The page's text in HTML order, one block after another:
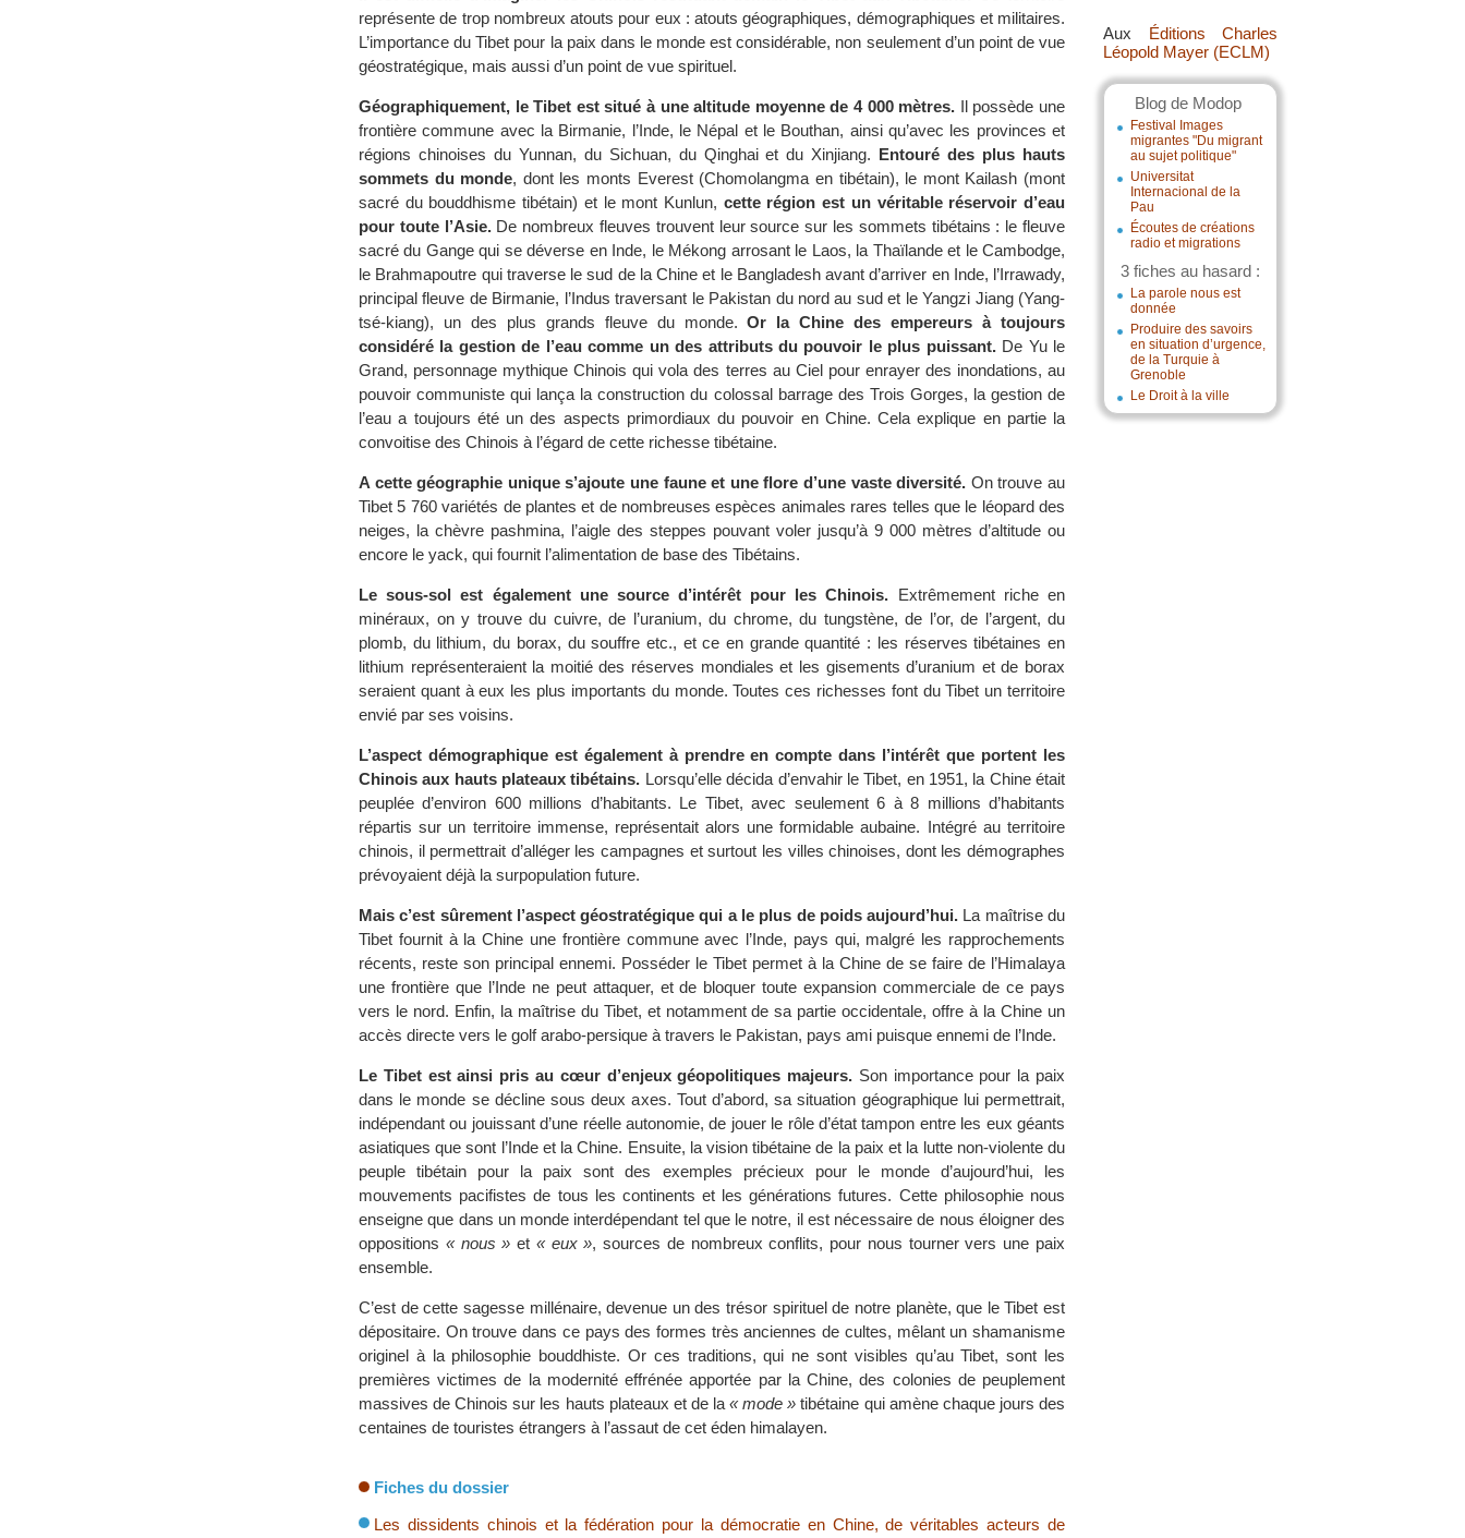
Aux Éditions Charles
Léopold Mayer (ECLM)
Blog de Modop
Festival Images
migrantes "Du migrant
au sujet politique"
Universitat
Internacional de la
Pau
Écoutes de créations
radio et migrations
3 fiches au hasard :
La parole nous est
donnée
Produire des savoirs
en situation d’urgence,
de la Turquie à
Grenoble
Le Droit à la ville
représente de trop nombreux atouts pour eux : atouts géographiques, démographiques et militaires.
L’importance du Tibet pour la paix dans le monde est considérable, non seulement d’un point de vue
géostratégique, mais aussi d’un point de vue spirituel.
Géographiquement, le Tibet est situé à une altitude moyenne de 4 000 mètres. Il possède une
frontière commune avec la Birmanie, l’Inde, le Népal et le Bouthan, ainsi qu’avec les provinces et
régions chinoises du Yunnan, du Sichuan, du Qinghai et du Xinjiang. Entouré des plus hauts
sommets du monde, dont les monts Everest (Chomolangma en tibétain), le mont Kailash (mont
sacré du bouddhisme tibétain) et le mont Kunlun, cette région est un véritable réservoir d’eau
pour toute l’Asie.De nombreux fleuves trouvent leur source sur les sommets tibétains : le fleuve
sacré du Gange qui se déverse en Inde, le Mékong arrosant le Laos, la Thaïlande et le Cambodge,
le Brahmapoutre qui traverse le sud de la Chine et le Bangladesh avant d’arriver en Inde, l’Irrawady,
principal fleuve de Birmanie, l’Indus traversant le Pakistan du nord au sud et le Yangzi Jiang (Yang-
tsé-kiang), un des plus grands fleuve du monde.Or la Chine des empereurs à toujours
considéré la gestion de l’eau comme un des attributs du pouvoir le plus puissant.De Yu le
Grand, personnage mythique Chinois qui vola des terres au Ciel pour enrayer des inondations, au
pouvoir communiste qui lança la construction du colossal barrage des Trois Gorges, la gestion de
l’eau a toujours été un des aspects primordiaux du pouvoir en Chine. Cela explique en partie la
convoitise des Chinois à l’égard de cette richesse tibétaine.
A cette géographie unique s’ajoute une faune et une flore d’une vaste diversité. On trouve au
Tibet 5 760 variétés de plantes et de nombreuses espèces animales rares telles que le léopard des
neiges, la chèvre pashmina, l’aigle des steppes pouvant voler jusqu’à 9 000 mètres d’altitude ou
encore le yack, qui fournit l’alimentation de base des Tibétains.
Le sous-sol est également une source d’intérêt pour les Chinois. Extrêmement riche en
minéraux, on y trouve du cuivre, de l’uranium, du chrome, du tungstène, de l’or, de l’argent, du
plomb, du lithium, du borax, du souffre etc., et ce en grande quantité : les réserves tibétaines en
lithium représenteraient la moitié des réserves mondiales et les gisements d’uranium et de borax
seraient quant à eux les plus importants du monde. Toutes ces richesses font du Tibet un territoire
envié par ses voisins.
L’aspect démographique est également à prendre en compte dans l’intérêt que portent les
Chinois aux hauts plateaux tibétains. Lorsqu’elle décida d’envahir le Tibet, en 1951, la Chine était
peuplée d’environ 600 millions d’habitants. Le Tibet, avec seulement 6 à 8 millions d’habitants
répartis sur un territoire immense, représentait alors une formidable aubaine. Intégré au territoire
chinois, il permettrait d’alléger les campagnes et surtout les villes chinoises, dont les démographes
prévoyaient déjà la surpopulation future.
Mais c’est sûrement l’aspect géostratégique qui a le plus de poids aujourd’hui. La maîtrise du
Tibet fournit à la Chine une frontière commune avec l’Inde, pays qui, malgré les rapprochements
récents, reste son principal ennemi. Posséder le Tibet permet à la Chine de se faire de l’Himalaya
une frontière que l’Inde ne peut attaquer, et de bloquer toute expansion commerciale de ce pays
vers le nord. Enfin, la maîtrise du Tibet, et notamment de sa partie occidentale, offre à la Chine un
accès directe vers le golf arabo-persique à travers le Pakistan, pays ami puisque ennemi de l’Inde.
Le Tibet est ainsi pris au cœur d’enjeux géopolitiques majeurs. Son importance pour la paix
dans le monde se décline sous deux axes. Tout d’abord, sa situation géographique lui permettrait,
indépendant ou jouissant d’une réelle autonomie, de jouer le rôle d’état tampon entre les eux géants
asiatiques que sont l’Inde et la Chine. Ensuite, la vision tibétaine de la paix et la lutte non-violente du
peuple tibétain pour la paix sont des exemples précieux pour le monde d’aujourd’hui, les
mouvements pacifistes de tous les continents et les générations futures. Cette philosophie nous
enseigne que dans un monde interdépendant tel que le notre, il est nécessaire de nous éloigner des
oppositions « nous » et « eux », sources de nombreux conflits, pour nous tourner vers une paix
ensemble.
C’est de cette sagesse millénaire, devenue un des trésor spirituel de notre planète, que le Tibet est
dépositaire. On trouve dans ce pays des formes très anciennes de cultes, mêlant un shamanisme
originel à la philosophie bouddhiste. Or ces traditions, qui ne sont visibles qu’au Tibet, sont les
premières victimes de la modernité effrénée apportée par la Chine, des colonies de peuplement
massives de Chinois sur les hauts plateaux et de la« mode » tibétaine qui amène chaque jours des
centaines de touristes étrangers à l’assaut de cet éden himalayen.
Fiches du dossier
Les dissidents chinois et la fédération pour la démocratie en Chine, de véritables acteurs de